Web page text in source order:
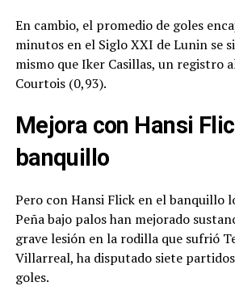
En cambio, el promedio de goles
minutos en el Siglo XXI de Lunin se
mismo que Iker Casillas, un registro
Courtois (0,93).
Mejora con Hansi
banquillo
Pero con Hansi Flick en el banquillo
Peña bajo palos han mejorado
grave lesión en la rodilla que sufrió
Villarreal, ha disputado siete partidos
goles.